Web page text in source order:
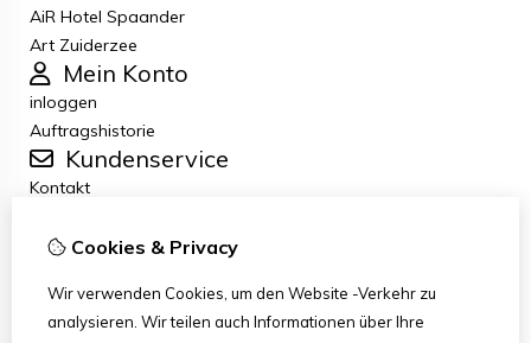
AiR Hotel Spaander
Art Zuiderzee
Mein Konto
inloggen
Auftragshistorie
Kundenservice
Kontakt
Allgemeine Geschäftsbedingungen
Disclaimer
Haftungsausschluss per E-Mail
Cookies & Privacy
Wir verwenden Cookies, um den Website -Verkehr zu
analysieren. Wir teilen auch Informationen über Ihre